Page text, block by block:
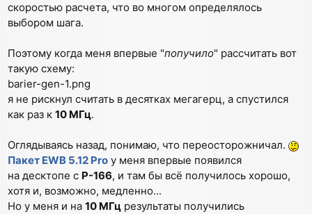
скоростью расчета, что во многом определялось
выбором шага.
Поэтому когда меня впервые "попучило" рассчитать вот
такую схему:
barier-gen-1.png
я не рискнул считать в десятках мегагерц, а спустился
как раз к 10 МГц.
Оглядываясь назад, понимаю, что переосторожничал.
Пакет EWB 5.12 Pro у меня впервые появился
на десктопе с P-166, и там бы всё получилось хорошо,
хотя и, возможно, медленно...
Но у меня и на 10 МГц результаты получились